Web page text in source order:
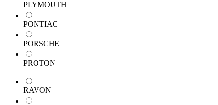
PLYMOUTH
PONTIAC
PORSCHE
PROTON
RAVON